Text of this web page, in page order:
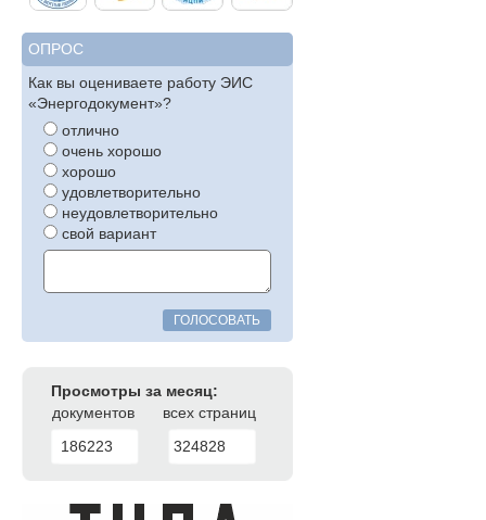
ОПРОС
Как вы оцениваете работу ЭИС
«Энергодокумент»?
отлично
очень хорошо
хорошо
удовлетворительно
неудовлетворительно
свой вариант
ГОЛОСОВАТЬ
Просмотры за месяц:
документов
всех страниц
186223
324828